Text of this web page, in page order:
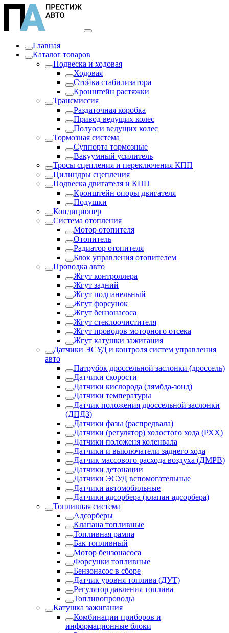
Главная
Каталог товаров
Подвеска и ходовая
Ходовая
Стойка стабилизатора
Кронштейн растяжки
Трансмиссия
Раздаточная коробка
Привод ведущих колес
Полуоси ведущих колес
Тормозная система
Суппорта тормозные
Вакуумный усилитель
Тросы сцепления и переключения КПП
Цилиндры сцепления
Подвеска двигателя и КПП
Кронштейн опоры двигателя
Подушки
Кондиционер
Система отопления
Мотор отопителя
Отопитель
Радиатор отопителя
Блок управления отопителем
Проводка авто
Жгут контроллера
Жгут задний
Жгут подпанельный
Жгут форсунок
Жгут бензонасоса
Жгут стеклоочистителя
Жгут проводов моторного отсека
Жгут катушки зажигания
Датчики ЭСУД и контроля систем управления
авто
Патрубок дроссельной заслонки (дроссель)
Датчики скорости
Датчики кислорода (лямбда-зонд)
Датчики температуры
Датчик положения дроссельной заслонки
(ДПДЗ)
Датчики фазы (распредвала)
Датчики (регулятор) холостого хода (РХХ)
Датчики положеня коленвала
Датчики и выключатели заднего хода
Датчик массового расхода воздуха (ДМРВ)
Датчики детонации
Датчики ЭСУД вспомогательные
Датчики автомобильные
Датчики адсорбера (клапан адсорбера)
Топливная система
Адсорберы
Клапана топливные
Топливная рампа
Бак топливный
Мотор бензонасоса
Форсунки топливные
Бензонасос в сборе
Датчик уровня топлива (ДУТ)
Регулятор давления топлива
Топливопроводы
Катушка зажигания
Комбинации приборов и
информационные блоки